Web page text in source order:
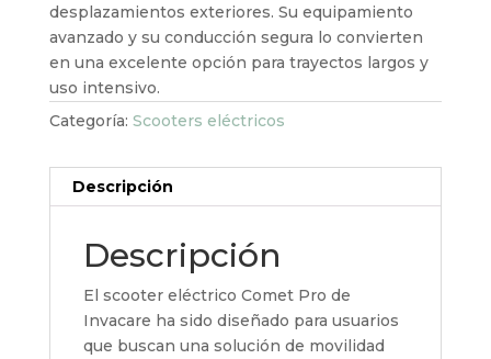
desplazamientos exteriores. Su equipamiento
avanzado y su conducción segura lo convierten
en una excelente opción para trayectos largos y
uso intensivo.
Categoría: Scooters eléctricos
Descripción
Descripción
El scooter eléctrico Comet Pro de
Invacare ha sido diseñado para usuarios
que buscan una solución de movilidad